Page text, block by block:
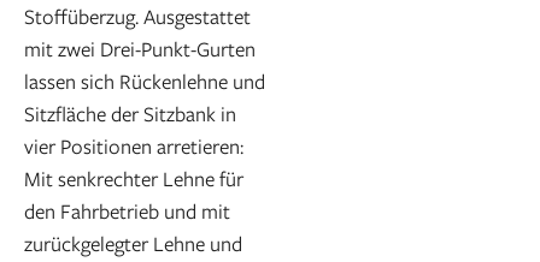
Stoffüberzug. Ausgestattet
mit zwei Drei-Punkt-Gurten
lassen sich Rückenlehne und
Sitzfläche der Sitzbank in
vier Positionen arretieren:
Mit senkrechter Lehne für
den Fahrbetrieb und mit
zurückgelegter Lehne und